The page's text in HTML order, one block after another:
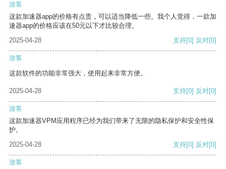
游客
这款加速器app的价格有点贵，可以适当降低一些。我个人觉得，一款加
速器app的价格应该在50元以下才比较合理。
2025-04-28
支持[0] 反对[0]
游客
这款软件的功能非常强大，使用起来非常方便。
2025-04-28 支持[0] 反对[0]
游客
这款加速器VPM应用程序已经为我们带来了无限的隐私保护和安全性保
护。
2025-04-28
支持[0] 反对[0]
游客